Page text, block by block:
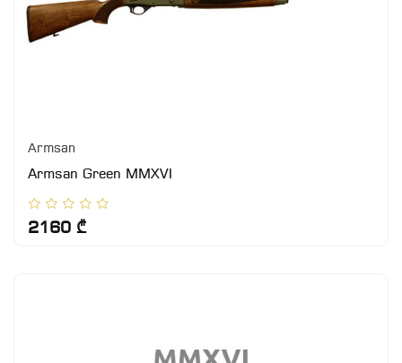
Armsan
Armsan Green MMXVI
2160 ₾